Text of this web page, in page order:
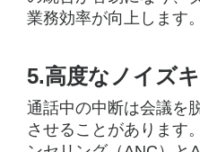
業務効率が向上します。
5.高度なノイズ
通話中の中断は会議を
させることがあります